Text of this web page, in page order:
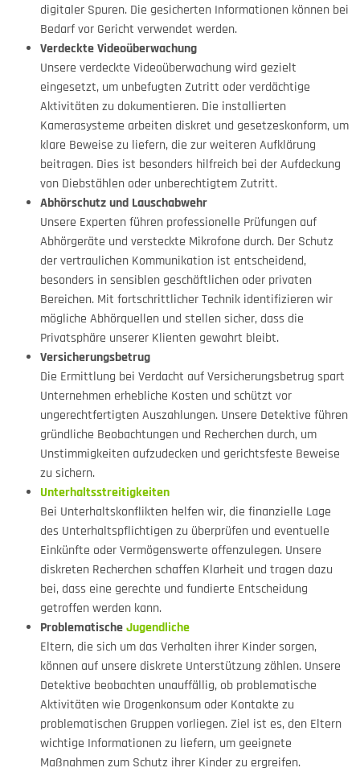
digitaler Spuren. Die gesicherten Informationen können bei
Bedarf vor Gericht verwendet werden.
Verdeckte Videoüberwachung
Unsere verdeckte Videoüberwachung wird gezielt
eingesetzt, um unbefugten Zutritt oder verdächtige
Aktivitäten zu dokumentieren. Die installierten
Kamerasysteme arbeiten diskret und gesetzeskonform, um
klare Beweise zu liefern, die zur weiteren Aufklärung
beitragen. Dies ist besonders hilfreich bei der Aufdeckung
von Diebstählen oder unberechtigtem Zutritt.
Abhörschutz und Lauschabwehr
Unsere Experten führen professionelle Prüfungen auf
Abhörgeräte und versteckte Mikrofone durch. Der Schutz
der vertraulichen Kommunikation ist entscheidend,
besonders in sensiblen geschäftlichen oder privaten
Bereichen. Mit fortschrittlicher Technik identifizieren wir
mögliche Abhörquellen und stellen sicher, dass die
Privatsphäre unserer Klienten gewahrt bleibt.
Versicherungsbetrug
Die Ermittlung bei Verdacht auf Versicherungsbetrug spart
Unternehmen erhebliche Kosten und schützt vor
ungerechtfertigten Auszahlungen. Unsere Detektive führen
gründliche Beobachtungen und Recherchen durch, um
Unstimmigkeiten aufzudecken und gerichtsfeste Beweise
zu sichern.
Unterhaltsstreitigkeiten
Bei Unterhaltskonflikten helfen wir, die finanzielle Lage
des Unterhaltspflichtigen zu überprüfen und eventuelle
Einkünfte oder Vermögenswerte offenzulegen. Unsere
diskreten Recherchen schaffen Klarheit und tragen dazu
bei, dass eine gerechte und fundierte Entscheidung
getroffen werden kann.
ProblematischeJugendliche
Eltern, die sich um das Verhalten ihrer Kinder sorgen,
können auf unsere diskrete Unterstützung zählen. Unsere
Detektive beobachten unauffällig, ob problematische
Aktivitäten wie Drogenkonsum oder Kontakte zu
problematischen Gruppen vorliegen. Ziel ist es, den Eltern
wichtige Informationen zu liefern, um geeignete
Maßnahmen zum Schutz ihrer Kinder zu ergreifen.